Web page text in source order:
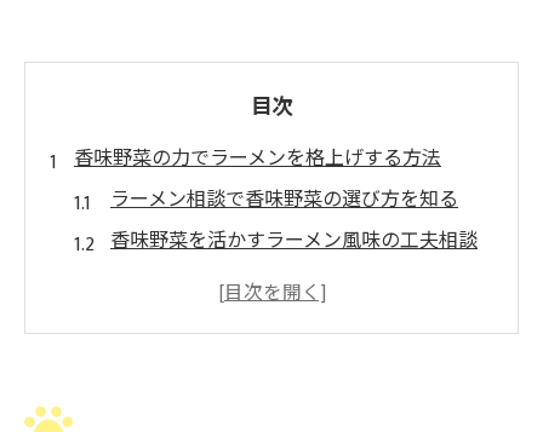
目次
香味野菜の力でラーメンを格上げする方法
ラーメン相談で香味野菜の選び方を知る
香味野菜を活かすラーメン風味の工夫相談
ラーメン相談で香味野菜の旬を見極めるコ